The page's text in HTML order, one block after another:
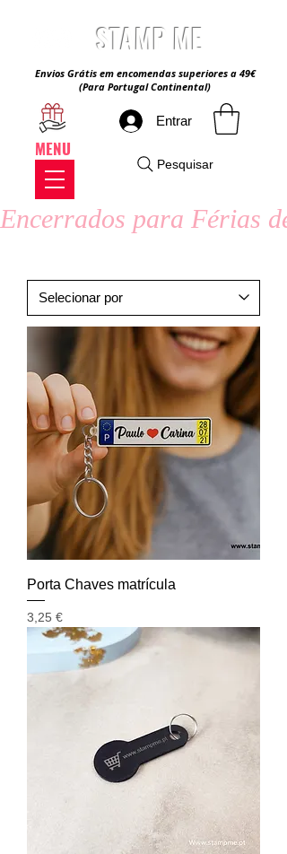
MENU
Envios Grátis em encomendas superiores a 49€
(Para Portugal Continental)
Entrar
STAMP ME
Pesquisar
Encerrados para Férias
Porta Chaves matrícula
Preço
3,25 €